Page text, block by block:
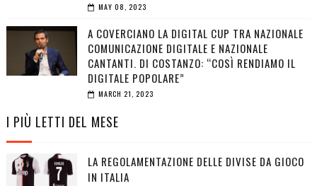
MAY 08, 2023
A COVERCIANO LA DIGITAL CUP TRA NAZIONALE
COMUNICAZIONE DIGITALE E NAZIONALE
CANTANTI. DI COSTANZO: “COSÌ RENDIAMO IL
DIGITALE POPOLARE”
MARCH 21, 2023
I PIÙ LETTI DEL MESE
LA REGOLAMENTAZIONE DELLE DIVISE DA GIOCO
IN ITALIA